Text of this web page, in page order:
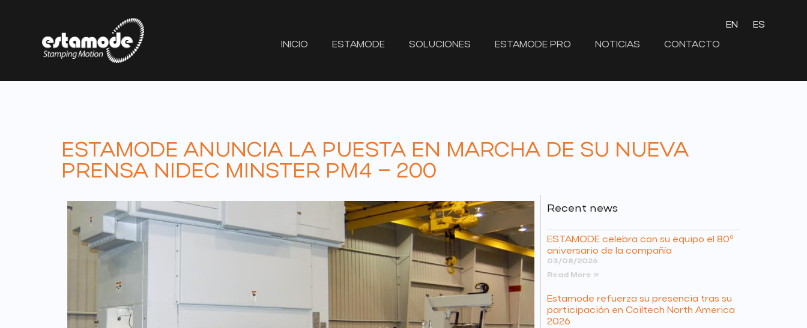
EN ES
INICIO ESTAMODE SOLUCIONES ESTAMODE PRO NOTICIAS CONTACTO
ESTAMODE ANUNCIA LA PUESTA EN MARCHA DE SU NUEVA
PRENSA NIDEC MINSTER PM4 – 200
Recent news
ESTAMODE celebra con su equipo el 80º
aniversario de la compañía
03/08/2026
Read More »
Estamode refuerza su presencia tras su
participación en Coiltech North America
2026